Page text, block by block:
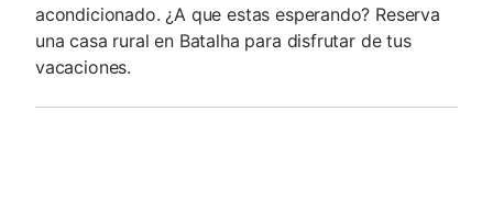
acondicionado. ¿A que estas esperando? Reserva
una casa rural en Batalha para disfrutar de tus
vacaciones.